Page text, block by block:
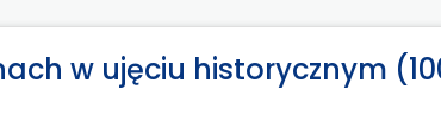
w ujęciu historycznym